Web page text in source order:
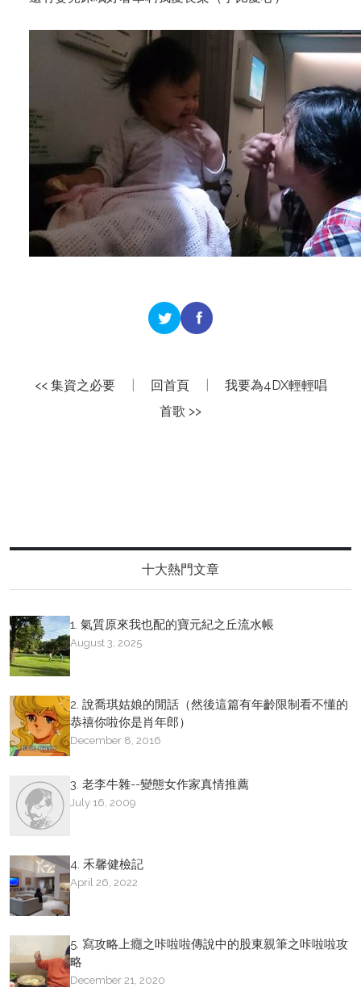
<< 集資之必要 回首頁
我要為4DX輕輕唱
首歌 >>
十大熱門文章
1. 氣質原來我也配的寶元紀之丘流水帳
August 3, 2025
2. 說喬琪姑娘的閒話（然後這篇有年齡限制看不懂的
恭禧你啦你是肖年郎）
December 8, 2016
3. 老李牛雜--變態女作家真情推薦
July 16, 2009
4. 禾馨健檢記
April 26, 2022
5. 寫攻略上癮之咔啦啦傳說中的股東親筆之咔啦啦攻
略
December 21, 2020